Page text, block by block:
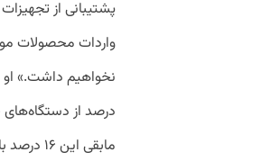
واردات محصولات
نخواهیم داشت.»
درصد از دستگاه‌های
مابقی این ۱۶ درصد باقیمانده را نیز تحت پشتیبانی خود قرار دهیم.»